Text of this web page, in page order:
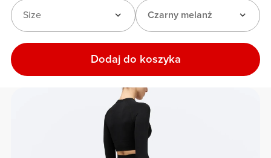
Czarny melanż
Size
Dodaj do koszyka